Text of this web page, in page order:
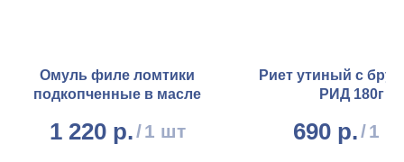
Омуль филе ломтики
подкопченные в масле
1 220 р./1 шт
Риет утиный с
РИД 180г
690 р./1